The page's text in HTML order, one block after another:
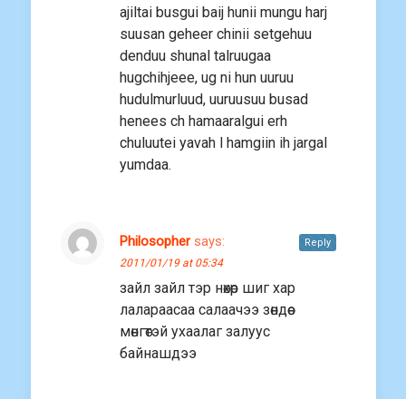
ajiltai busgui baij hunii mungu harj
suusan geheer chinii setgehuu
denduu shunal talruugaa
hugchihjeee, ug ni hun uuruu
hudulmurluud, uuruusuu busad
henees ch hamaaralgui erh
chuluutei yavah l hamgiin ih jargal
yumdaa.
Philosopher says:
2011/01/19 at 05:34
зайл зайл тэр нөхөр шиг хар
лалараасаа салаачээ зөндөө
мөнгөтэй ухаалаг залуус
байнашдээ
Reply